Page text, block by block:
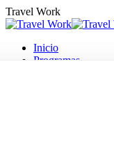
Saltar
al
Travel Work
Inicio
Programas